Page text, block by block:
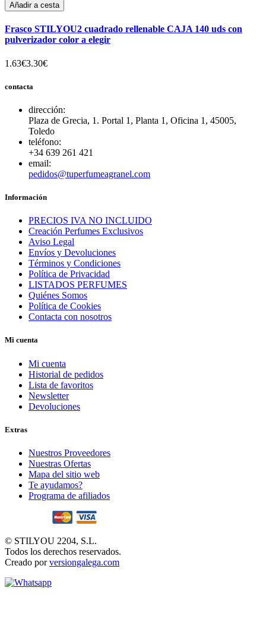
Añadir a cesta
Frasco STILYOU2 cuadrado rellenable CAJA 140 uds con
pulverizador color a elegir
1.63€3.30€
contacta
dirección:
Plaza de Grecia, 1. Portal 1, Planta 1, Oficina 1, 45005,
Toledo
teléfono:
+34 639 261 421
email:
pedidos@tuperfumeagranel.com
Información
PRECIOS IVA NO INCLUIDO
Creación Perfumes Exclusivos
Aviso Legal
Envíos y Devoluciones
Términos y Condiciones
Política de Privacidad
LISTADOS PERFUMES
Quiénes Somos
Política de Cookies
Contacta con nosotros
Mi cuenta
Mi cuenta
Historial de pedidos
Lista de favoritos
Newsletter
Devoluciones
Extras
Nuestros Proveedores
Nuestras Ofertas
Mapa del sitio web
Te ayudamos?
Programa de afiliados
© STILYOU 2204, S.L.
Todos los derechos reservados.
Creado porversiongalega.com